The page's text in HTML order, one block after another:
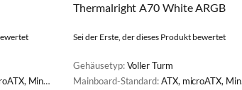
Mini-ITX
Thermalright A70 White ARGB
Sei der Erste, der dieses Produkt bewertet
Gehäusetyp:Voller Turm
Mainboard-Standard:ATX, microATX, Mini-ITX